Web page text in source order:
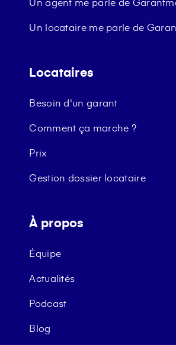
Un locataire me parle de
Locataires
Besoin d'un garant
Comment ça marche ?
Prix
Gestion dossier locataire
À propos
Équipe
Actualités
Podcast
Blog